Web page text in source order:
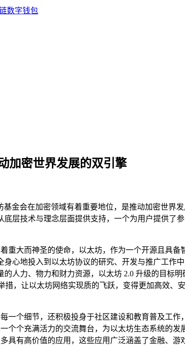
加密世界发展的双引擎
金会在加密领域有着重要地位，是推动加密世界
层技术与理念层面提供支持，一个为用户提供了
重大而神圣的使命，以太坊，作为一个开源且具
心地投入到以太坊协议的研究、开发与推广工作
人力、物力和财力资源，以太坊 2.0 升级的目标
，让以太坊网络实现质的飞跃，变得更加高效、
个细节，还积极投身于社区建设和教育普及工作
个个充满活力的交流舞台，为以太坊生态系统的
具有高价值的应用，这些应用广泛涵盖了金融、